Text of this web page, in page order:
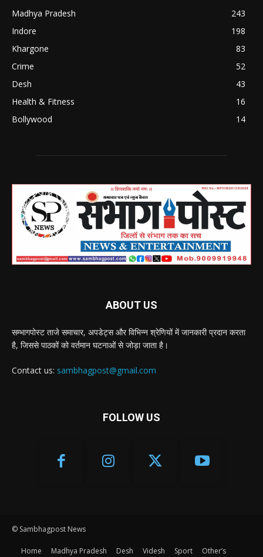
Madhya Pradesh
243
Indore
198
Khargone
83
Crime
52
Desh
43
Health & Fitness
16
Bollywood
14
ABOUT US
सम्भागपोस्ट ताजे समाचार, अपडेट्स और विभिन्न श्रेणियों में जानकारी प्रदान करता
है, जिससे पाठकों को वर्तमान घटनाओं से जोड़ा जाता है।
Contact us: sambhagpost@gmail.com
FOLLOW US
© Sambhagpost News
Home Madhya Pradesh Desh Videsh Sport Other’s